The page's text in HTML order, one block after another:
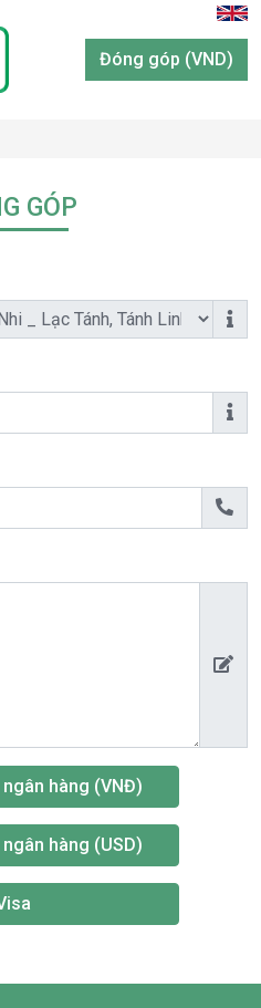
Đóng góp (VND)
GÓP
hàng (VNĐ)
hàng (USD)